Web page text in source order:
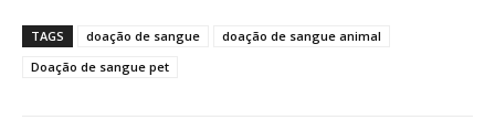
TAGS doação de sangue
doação de sangue animal
Doação de sangue pet